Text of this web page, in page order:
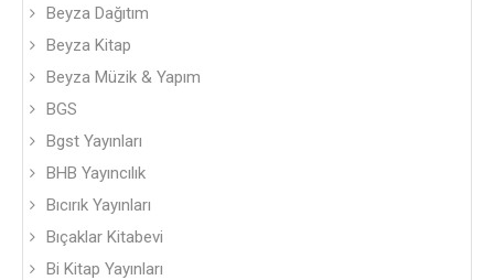
Beyza Dağıtım
Beyza Kitap
Beyza Müzik & Yapım
BGS
Bgst Yayınları
BHB Yayıncılık
Bıcırık Yayınları
Bıçaklar Kitabevi
Bi Kitap Yayınları